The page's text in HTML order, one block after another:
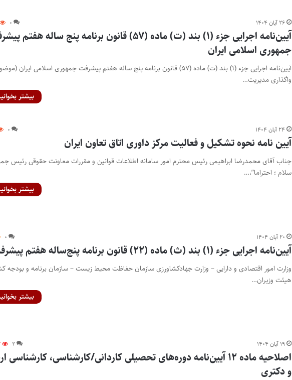
۲۶ آبان ۱۴۰۴ ۰
آیین‌نامه اجرایی جزء (۱) بند (ت) ماده (۵۷) قانون برنامه پنج ساله هفتم
جمهوری اسلامی ایران
آیین‌نامه اجرایی جزء (۱) بند (ت) ماده (۵۷) قانون برنامه پنج ساله هفتم پیشرفت جمهوری اسلامی ایران
واگذاری مدیریت…
بیشتر
۲۴ آبان ۱۴۰۴ ۰
آیین نامه نحوه تشکیل و فعالیت مرکز داوری اتاق تعاون ایران
جناب آقای محمدرضا ابراهیمی رئیس محترم امور سامانه اطلاعات قوانین و مقررات معاونت حقوقی رئیس
سلام ؛ احتراما”،…
بیشتر
۲۰ آبان ۱۴۰۴ ۰
آیین‌نامه اجرایی جزء (۱) بند (ث) ماده (۲۲) قانون برنامه پنج‌ساله هفتم پیشرفت
وزارت امور اقتصادی و دارایی – وزارت جهادکشاورزی سازمان حفاظت محیط زیست – سازمان برنامه و بودجه
هیئت وزیران…
بیشتر
۱۹ آبان ۱۴۰۴ ۲
اصلاحیه ماده ۱۲ آیین‌نامه دوره‌های تحصیلی کاردانی/کارشناسی، کارشناسی
و دکتری